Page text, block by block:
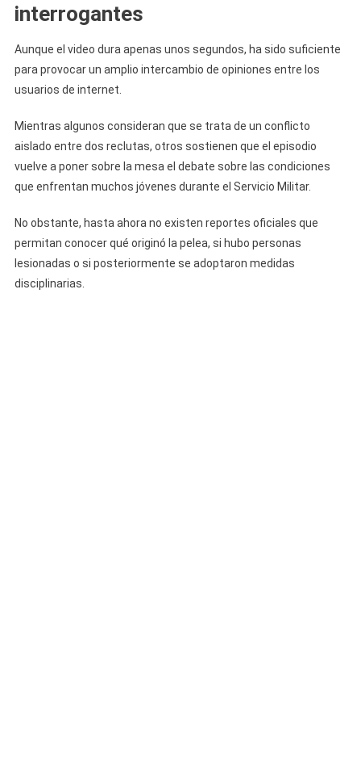
interrogantes
Aunque el video dura apenas unos segundos, ha sido suficiente
para provocar un amplio intercambio de opiniones entre los
usuarios de internet.
Mientras algunos consideran que se trata de un conflicto
aislado entre dos reclutas, otros sostienen que el episodio
vuelve a poner sobre la mesa el debate sobre las condiciones
que enfrentan muchos jóvenes durante el Servicio Militar.
No obstante, hasta ahora no existen reportes oficiales que
permitan conocer qué originó la pelea, si hubo personas
lesionadas o si posteriormente se adoptaron medidas
disciplinarias.